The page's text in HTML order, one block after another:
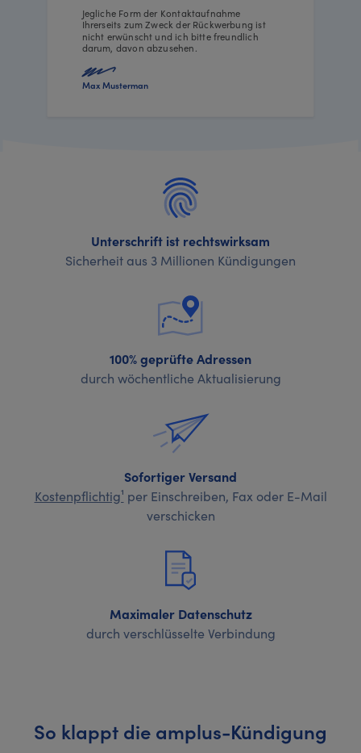
Jegliche Form der Kontaktaufnahme
Ihrerseits zum Zweck der Rückwerbung ist
nicht erwünscht und ich bitte freundlich
darum, davon abzusehen.
Max Musterman
Unterschrift ist rechtswirksam
Sicherheit aus 3 Millionen Kündigungen
100% geprüfte Adressen
durch wöchentliche Aktualisierung
Sofortiger Versand
Kostenpflichtig¹ per Einschreiben, Fax oder E-Mail
verschicken
Maximaler Datenschutz
durch verschlüsselte Verbindung
So klappt die amplus-Kündigung